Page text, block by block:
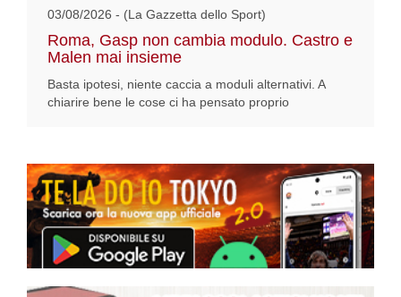
03/08/2026 - (La Gazzetta dello Sport)
Roma, Gasp non cambia modulo. Castro e
Malen mai insieme
Basta ipotesi, niente caccia a moduli alternativi. A
chiarire bene le cose ci ha pensato proprio